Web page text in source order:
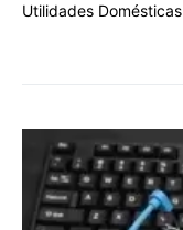
Utilidades Domésticas